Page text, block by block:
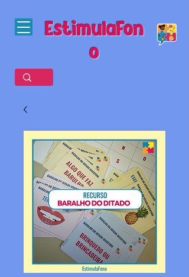
EstimulaFon
o